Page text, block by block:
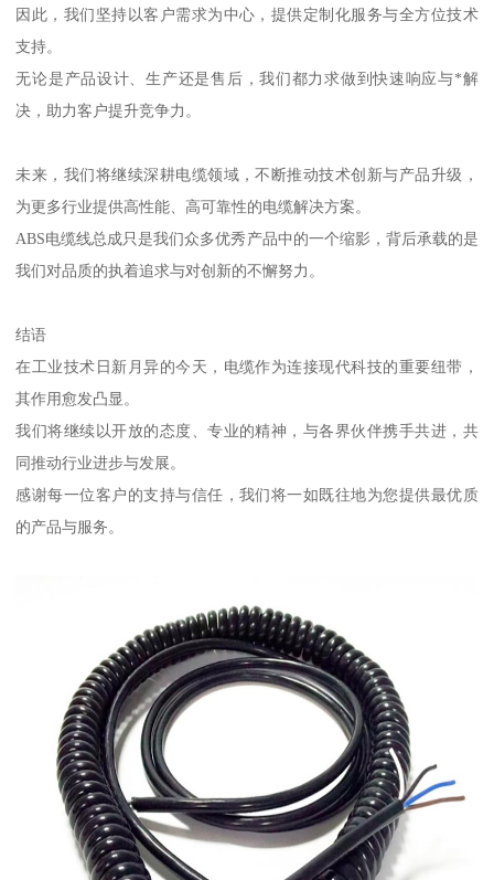
因此，我们坚持以客户需求为中心，提供定制化服务与全方位技术
支持。
无论是产品设计、生产还是售后，我们都力求做到快速响应与*解
决，助力客户提升竞争力。
未来，我们将继续深耕电缆领域，不断推动技术创新与产品升级，
为更多行业提供高性能、高可靠性的电缆解决方案。
ABS电缆线总成只是我们众多优秀产品中的一个缩影，背后承载的是
我们对品质的执着追求与对创新的不懈努力。
结语
在工业技术日新月异的今天，电缆作为连接现代科技的重要纽带，
其作用愈发凸显。
我们将继续以开放的态度、专业的精神，与各界伙伴携手共进，共
同推动行业进步与发展。
感谢每一位客户的支持与信任，我们将一如既往地为您提供最优质
的产品与服务。